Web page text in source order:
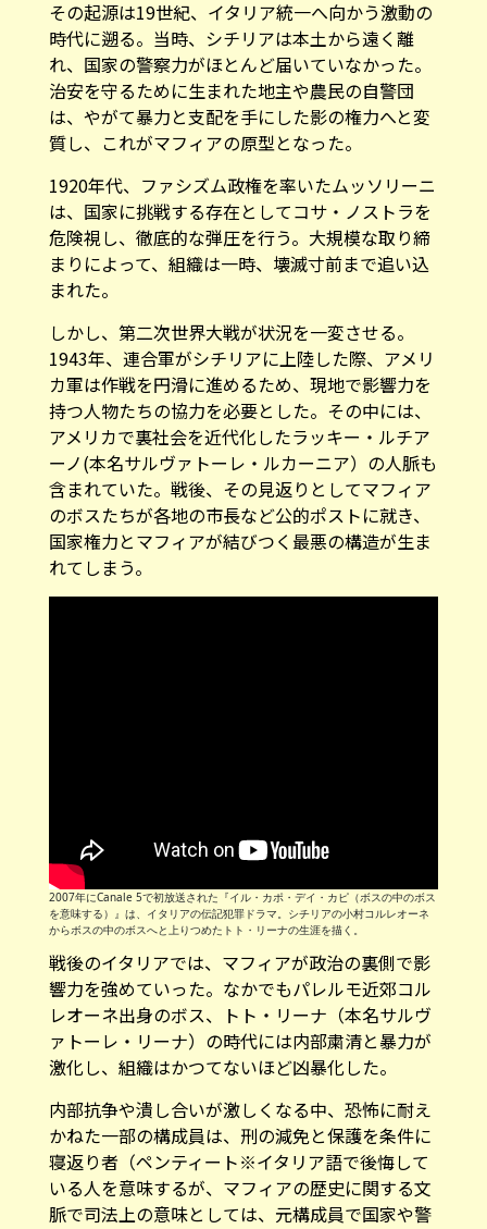
その起源は19世紀、イタリア統一へ向かう激動の
時代に遡る。当時、シチリアは本土から遠く離
れ、国家の警察力がほとんど届いていなかった。
治安を守るために生まれた地主や農民の自警団
は、やがて暴力と支配を手にした影の権力へと変
質し、これがマフィアの原型となった。
1920年代、ファシズム政権を率いたムッソリーニ
は、国家に挑戦する存在としてコサ・ノストラを
危険視し、徹底的な弾圧を行う。大規模な取り締
まりによって、組織は一時、壊滅寸前まで追い込
まれた。
しかし、第二次世界大戦が状況を一変させる。
1943年、連合軍がシチリアに上陸した際、アメリ
カ軍は作戦を円滑に進めるため、現地で影響力を
持つ人物たちの協力を必要とした。その中には、
アメリカで裏社会を近代化したラッキー・ルチア
ーノ(本名サルヴァトーレ・ルカーニア）の人脈も
含まれていた。戦後、その見返りとしてマフィア
のボスたちが各地の市長など公的ポストに就き、
国家権力とマフィアが結びつく最悪の構造が生ま
れてしまう。
2007年にCanale 5で初放送された『イル・カポ・デイ・カピ（ボスの中のボス
を意味する）』は、イタリアの伝記犯罪ドラマ。シチリアの小村コルレオーネ
からボスの中のボスへと上りつめたトト・リーナの生涯を描く。
戦後のイタリアでは、マフィアが政治の裏側で影
響力を強めていった。なかでもパレルモ近郊コル
レオーネ出身のボス、トト・リーナ（本名サルヴ
ァトーレ・リーナ）の時代には内部粛清と暴力が
激化し、組織はかつてないほど凶暴化した。
内部抗争や潰し合いが激しくなる中、恐怖に耐え
かねた一部の構成員は、刑の減免と保護を条件に
寝返り者（ペンティート※イタリア語で後悔して
いる人を意味するが、マフィアの歴史に関する文
脈で司法上の意味としては、元構成員で国家や警